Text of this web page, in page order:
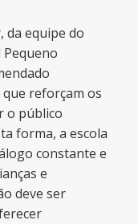
da equipe do
reforçam os
o público
forma, a escola
constante e
e
deve ser